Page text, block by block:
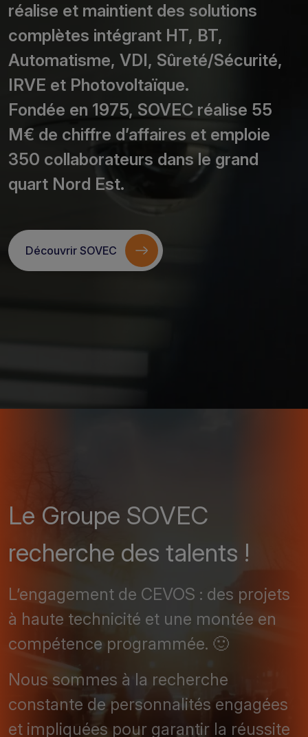
réalise et maintient des solutions
complètes intégrant HT, BT,
Automatisme, VDI, Sûreté/Sécurité,
IRVE et Photovoltaïque.
Fondée en 1975, SOVEC réalise 55
M€ de chiffre d’affaires et emploie
350 collaborateurs dans le grand
quart Nord Est.
Découvrir SOVEC
Le Groupe SOVEC
recherche des talents !
L’engagement de CEVOS : des projets
à haute technicité et une montée en
compétence programmée. 🙂
Nous sommes à la recherche
constante de personnalités engagées
et impliquées pour garantir la réussite